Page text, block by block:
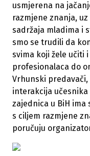
usmjerena na
razmjene znanja,
sadržaja mladima i
smo se trudili da
svima koji žele učiti
profesionalaca do
Vrhunski
interakcija učesnika
zajednica u BiH
s ciljem razmjene
poručuju